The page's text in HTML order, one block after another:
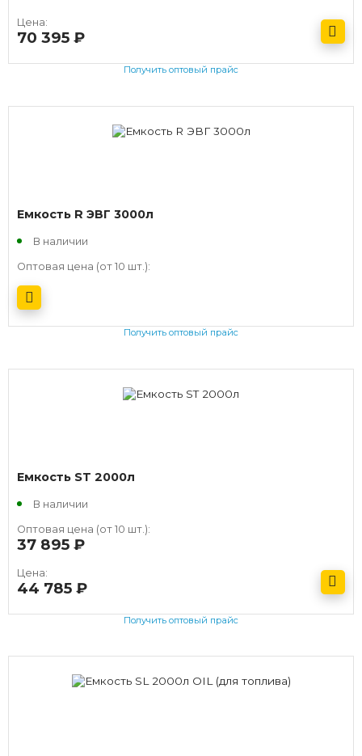
Цена:
70 395
Получить оптовый прайс
Емкость R ЭВГ 3000л
В наличии
Оптовая цена (от 10 шт.):
Получить оптовый прайс
Емкость ST 2000л
В наличии
Оптовая цена (от 10 шт.):
37 895
Цена:
44 785
Получить оптовый прайс